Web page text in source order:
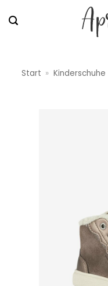
Inhalt
Start » Kinderschuhe